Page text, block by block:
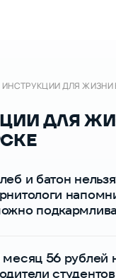
ИНСТРУКЦИИ ДЛЯ ЖИЗНИ
ДЛЯ
и батон
месяц 56 рублей